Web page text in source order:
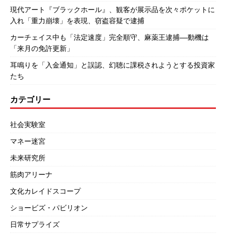
現代アート『ブラックホール』、観客が展示品を次々ポケットに
入れ「重力崩壊」を表現、窃盗容疑で逮捕
カーチェイス中も「法定速度」完全順守、麻薬王逮捕――動機は
「来月の免許更新」
耳鳴りを「入金通知」と誤認、幻聴に課税されようとする投資家
たち
カテゴリー
社会実験室
マネー迷宮
未来研究所
筋肉アリーナ
文化カレイドスコープ
ショービズ・パビリオン
日常サプライズ